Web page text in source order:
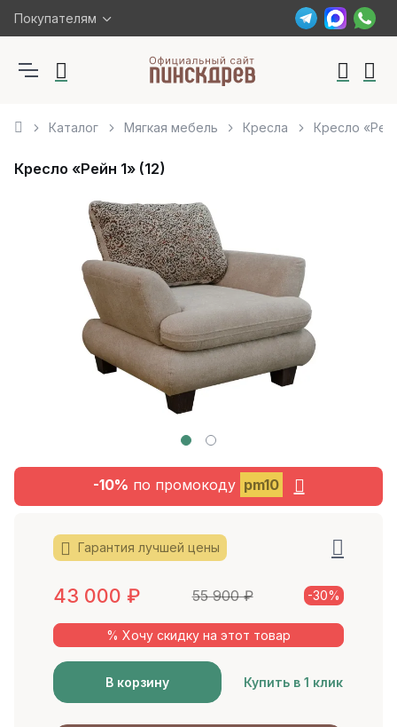
Покупателям
Каталог Мягкая мебель Кресла Кресло
Кресло «Рейн 1» (12)
-10% по промокоду pm10
Гарантия лучшей цены
43 000 ₽ 55 900₽ -30%
% Хочу скидку на этот товар
В корзину Купить в 1 клик